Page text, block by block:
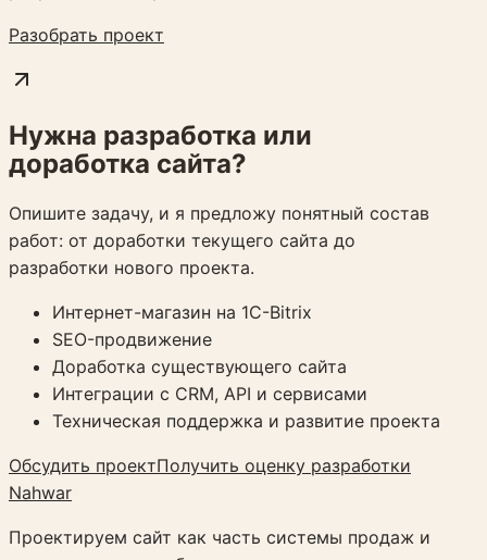
Разобрать проект
Нужна разработка или
доработка сайта?
Опишите задачу, и я предложу понятный состав
работ: от доработки текущего сайта до
разработки нового проекта.
Интернет-магазин на 1C-Bitrix
SEO-продвижение
Доработка существующего сайта
Интеграции с CRM, API и сервисами
Техническая поддержка и развитие проекта
Обсудить проектПолучить оценку разработки
Nahwar
Проектируем сайт как часть системы продаж и